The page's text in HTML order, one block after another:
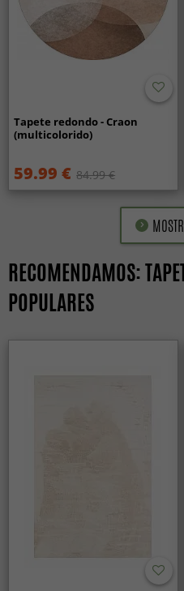
Tapete redondo - Craon
(multicolorido)
59.99 € 84.99 €
RECOMENDAMOS:
POPULARES